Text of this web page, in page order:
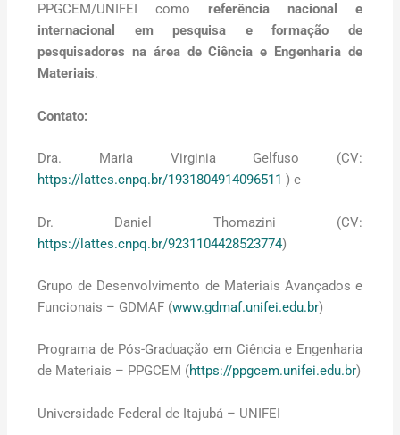
PPGCEM/UNIFEI como referência nacional e
internacional em pesquisa e formação de
pesquisadores na área de Ciência e Engenharia de
Materiais.
Contato:
Dra. Maria Virginia Gelfuso (CV:
https://lattes.cnpq.br/1931804914096511 ) e
Dr. Daniel Thomazini (CV:
https://lattes.cnpq.br/9231104428523774)
Grupo de Desenvolvimento de Materiais Avançados e
Funcionais – GDMAF (www.gdmaf.unifei.edu.br)
Programa de Pós-Graduação em Ciência e Engenharia
de Materiais – PPGCEM (https://ppgcem.unifei.edu.br)
Universidade Federal de Itajubá – UNIFEI